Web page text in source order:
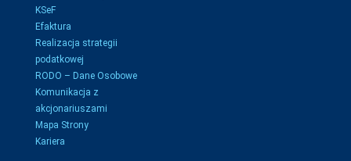
KSeF
Efaktura
Realizacja strategii
podatkowej
RODO – Dane Osobowe
Komunikacja z
akcjonariuszami
Mapa Strony
Kariera